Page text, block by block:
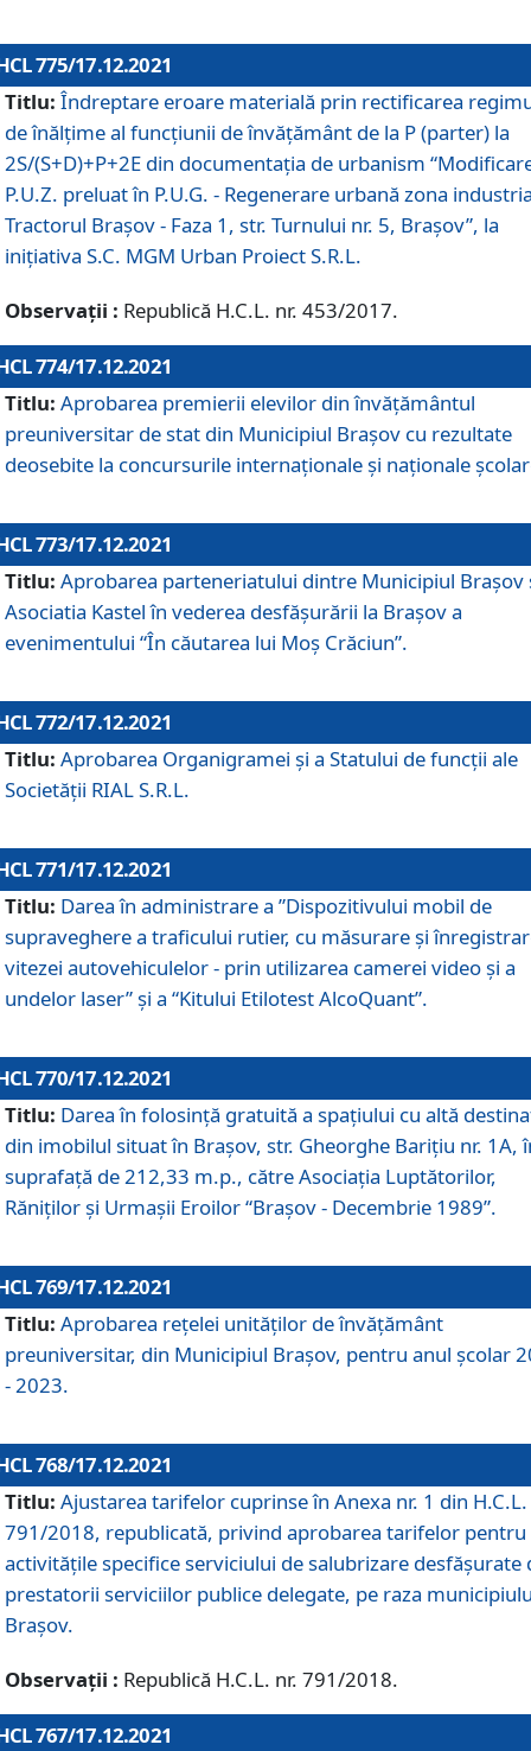
775/17.12.2021
Titlu: Îndreptare eroare materială prin rectificarea
de înălţime al funcţiunii de învăţământ de la P (parter) la
2S/(S+D)+P+2E din documentaţia de urbanism
P.U.Z. preluat în P.U.G. - Regenerare urbană zona
Tractorul Braşov - Faza 1, str. Turnului nr. 5, Braşov”, la
iniţiativa S.C. MGM Urban Proiect S.R.L.
Observații : Republică H.C.L. nr. 453/2017.
774/17.12.2021
Titlu: Aprobarea premierii elevilor din învățământul
preuniversitar de stat din Municipiul Brașov cu rezultate
deosebite la concursurile internaționale și naționale
773/17.12.2021
Titlu: Aprobarea parteneriatului dintre Municipiul Brașov
Asociatia Kastel în vederea desfăşurării la Brașov a
evenimentului “În căutarea lui Moș Crăciun”.
772/17.12.2021
Titlu: Aprobarea Organigramei şi a Statului de funcţii ale
Societăţii RIAL S.R.L.
771/17.12.2021
Titlu: Darea în administrare a ”Dispozitivului mobil de
supraveghere a traficului rutier, cu măsurare și
vitezei autovehiculelor - prin utilizarea camerei video și a
undelor laser” și a “Kitului Etilotest AlcoQuant”.
770/17.12.2021
Titlu: Darea în folosinţă gratuită a spaţiului cu altă
din imobilul situat în Braşov, str. Gheorghe Bariţiu nr. 1A,
suprafaţă de 212,33 m.p., către Asociaţia Luptătorilor,
Răniţilor şi Urmaşii Eroilor “Braşov - Decembrie 1989”.
769/17.12.2021
Titlu: Aprobarea reţelei unităţilor de învăţământ
preuniversitar, din Municipiul Braşov, pentru anul şcolar
- 2023.
768/17.12.2021
Titlu: Ajustarea tarifelor cuprinse în Anexa nr. 1 din H.C.L.
791/2018, republicată, privind aprobarea tarifelor pentru
activităţile specifice serviciului de salubrizare desfăşurate
prestatorii serviciilor publice delegate, pe raza
Braşov.
Observații : Republică H.C.L. nr. 791/2018.
767/17.12.2021